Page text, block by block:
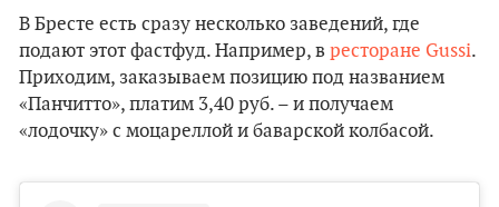
В Бресте есть сразу несколько заведений, где
подают этот фастфуд. Например, в ресторане Gussi.
Приходим, заказываем позицию под названием
«Панчитто», платим 3,40 руб. – и получаем
«лодочку» с моцареллой и баварской колбасой.